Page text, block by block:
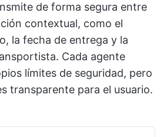
de forma segura entre
contextual, como el
la fecha de entrega y la
Cada agente
límites de seguridad, pero
transparente para el usuario.